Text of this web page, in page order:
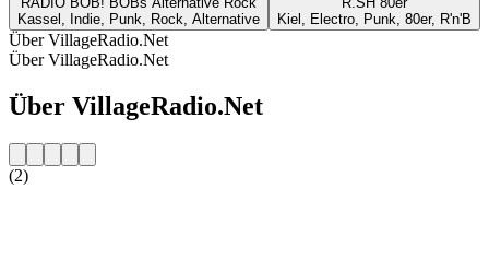
Kassel, Indie, Punk, Rock, Alternative
Kiel, Electro, Punk, 80er, R'n'B
Über VillageRadio.Net
Über VillageRadio.Net
Über VillageRadio.Net
(2)